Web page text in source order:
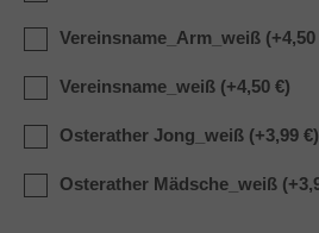
Vereinsname_Arm_weiß (+4,50
Vereinsname_weiß (+4,50 €)
Osterather Jong_weiß (+3,99 €)
Osterather Mädsche_weiß